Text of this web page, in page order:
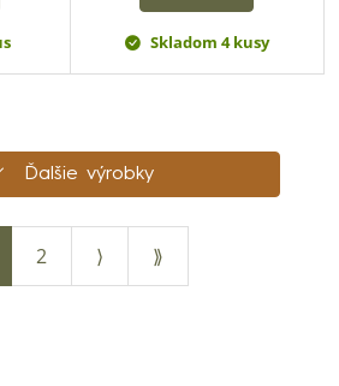
Skladom 4 kusy
Ďalšie výrobky
2 ⟩ ⟫